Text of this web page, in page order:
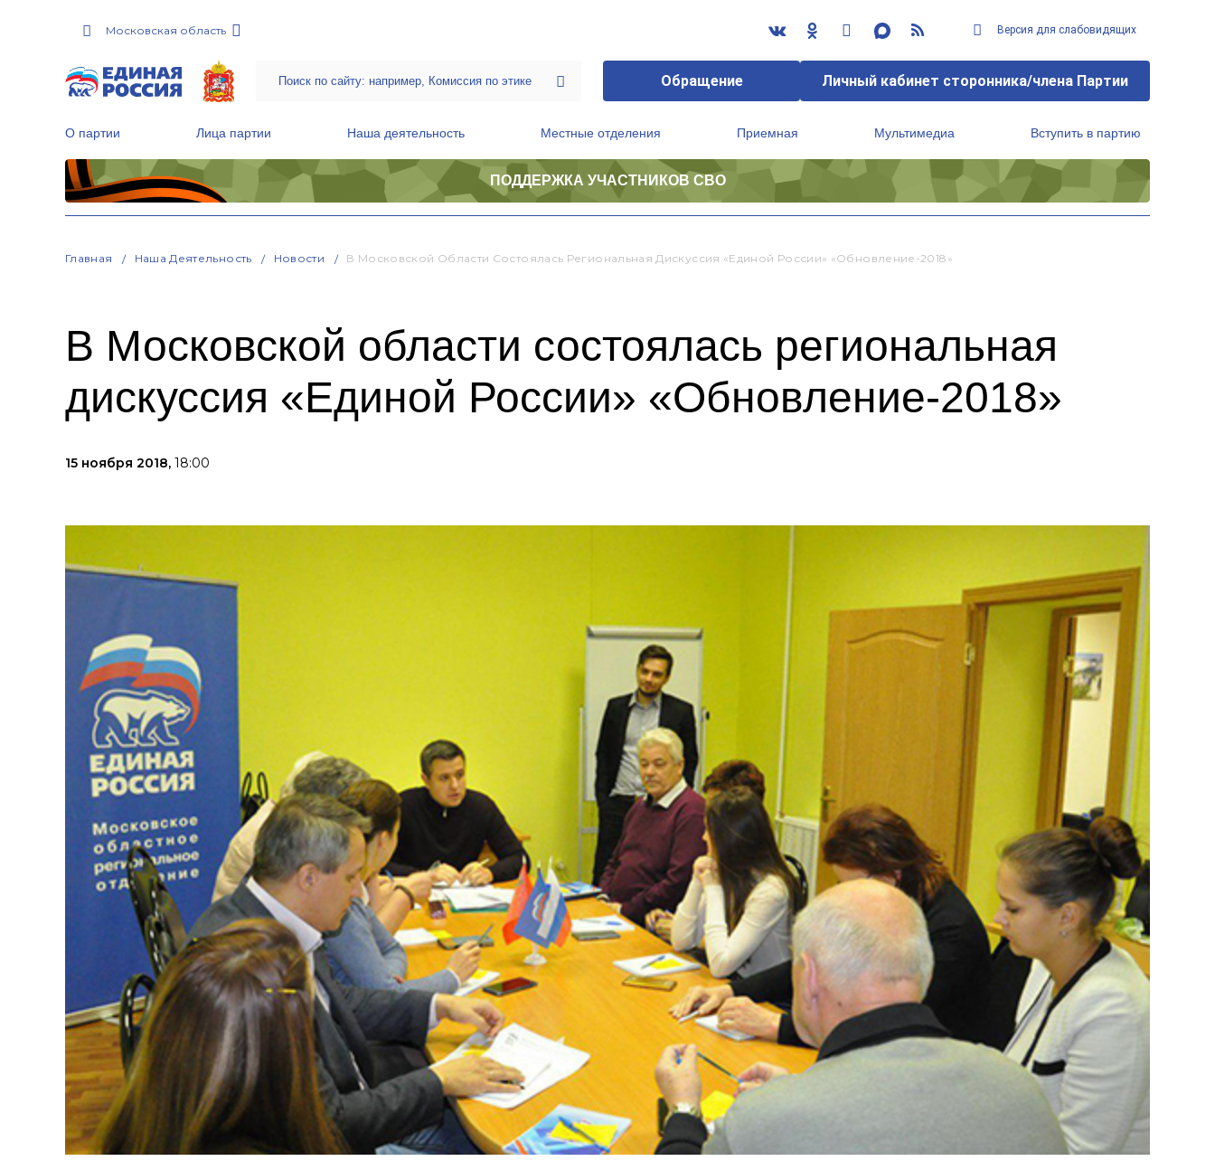
Московская область Версия для слабовидящих
Обращение Личный кабинет сторонника/члена Партии
О партии Лица партии Наша деятельность Местные отделения Приемная Мультимедиа Вступить в партию
ПОДДЕРЖКА УЧАСТНИКОВ СВО
Главная Наша Деятельность Новости В Московской Области Состоялась Региональная Дискуссия «Единой России» «Обновление-2018»
В Московской области состоялась региональная
дискуссия «Единой России» «Обновление-2018»
15 ноября 2018, 18:00